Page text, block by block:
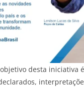
desta iniciativa